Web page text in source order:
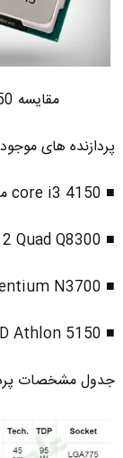
مقایسه core i3 4150 و core 2 quad 8300
پردازنده های
■ core i3 4150 محصول 2014
■ Core 2 Quad Q8300 محصول 2008
■ Pentium N3700 محصول 2015
■ AMD Athlon 5150 محصول 2014
جدول مشخصات